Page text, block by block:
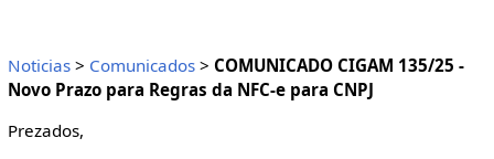
Noticias> Comunicados> COMUNICADO CIGAM 135/25 -
Novo Prazo para Regras da NFC-e para CNPJ
Prezados,